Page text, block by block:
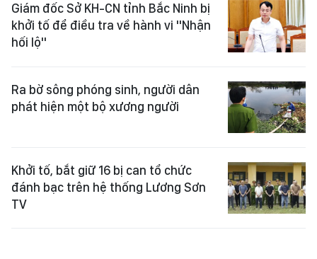
Giám đốc Sở KH-CN tỉnh Bắc Ninh bị
khởi tố để điều tra về hành vi "Nhận
hối lộ"
Ra bờ sông phóng sinh, người dân
phát hiện một bộ xương người
Khởi tố, bắt giữ 16 bị can tổ chức
đánh bạc trên hệ thống Lương Sơn
TV